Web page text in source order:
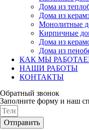
Дома из
Дома из
Монолитные
Кирпичные
Дома из
Дома из
КАК МЫ
НАШИ РАБОТЫ
КОНТАКТЫ
Обратный звонок
Заполните форму и наш
Отправить